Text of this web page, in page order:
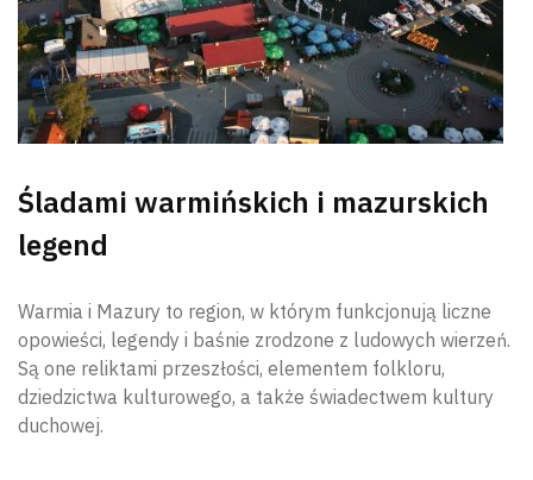
Śladami warmińskich i mazurskich
legend
Warmia i Mazury to region, w którym funkcjonują liczne
opowieści, legendy i baśnie zrodzone z ludowych wierzeń.
Są one reliktami przeszłości, elementem folkloru,
dziedzictwa kulturowego, a także świadectwem kultury
duchowej.